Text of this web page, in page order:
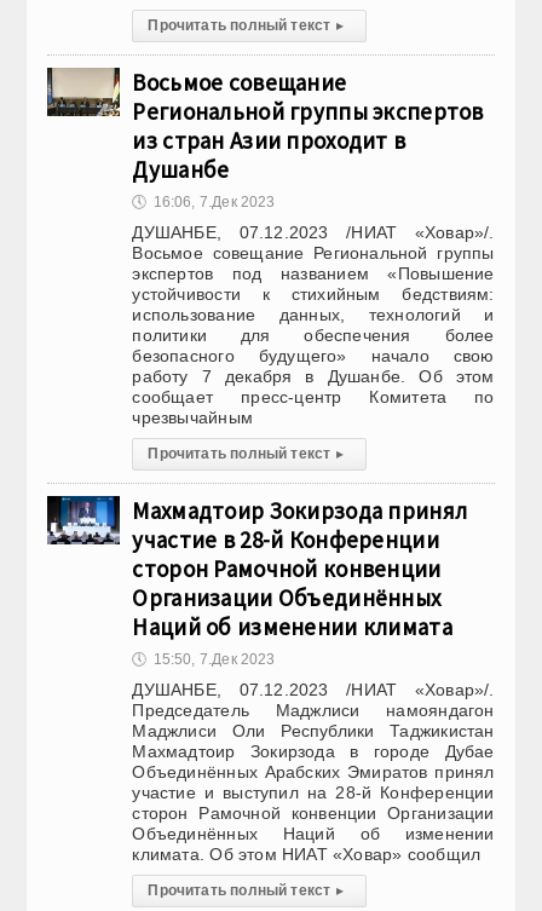
Прочитать полный текст ▸
Восьмое совещание
Региональной группы экспертов
из стран Азии проходит в
Душанбе
🕔 16:06, 7.Дек 2023
ДУШАНБЕ, 07.12.2023 /НИАТ «Ховар»/.
Восьмое совещание Региональной группы
экспертов под названием «Повышение
устойчивости к стихийным бедствиям:
использование данных, технологий и
политики для обеспечения более
безопасного будущего» начало свою
работу 7 декабря в Душанбе. Об этом
сообщает пресс-центр Комитета по
чрезвычайным
Прочитать полный текст ▸
Махмадтоир Зокирзода принял
участие в 28-й Конференции
сторон Рамочной конвенции
Организации Объединённых
Наций об изменении климата
🕔 15:50, 7.Дек 2023
ДУШАНБЕ, 07.12.2023 /НИАТ «Ховар»/.
Председатель Маджлиси намояндагон
Маджлиси Оли Республики Таджикистан
Махмадтоир Зокирзода в городе Дубае
Объединённых Арабских Эмиратов принял
участие и выступил на 28-й Конференции
сторон Рамочной конвенции Организации
Объединённых Наций об изменении
климата. Об этом НИАТ «Ховар» сообщил
Прочитать полный текст ▸